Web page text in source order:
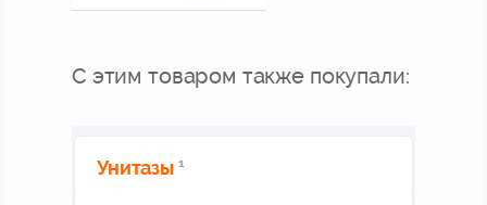
С этим товаром также покупали:
Унитазы 1